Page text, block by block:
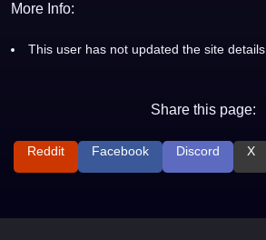
More Info:
This user has not updated the site details.
Share this page:
Reddit Facebook Discord X